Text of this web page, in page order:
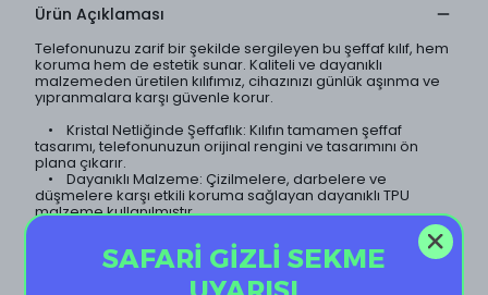
Ürün Açıklaması
Telefonunuzu zarif bir şekilde sergileyen bu şeffaf kılıf, hem
koruma hem de estetik sunar. Kaliteli ve dayanıklı
malzemeden üretilen kılıfımız, cihazınızı günlük aşınma ve
yıpranmalara karşı güvenle korur.
• Kristal Netliğinde Şeffaflık: Kılıfın tamamen şeffaf
tasarımı, telefonunuzun orijinal rengini ve tasarımını ön
plana çıkarır.
• Dayanıklı Malzeme: Çizilmelere, darbelere ve
düşmelere karşı etkili koruma sağlayan dayanıklı TPU
malzeme kullanılmıştır.
koruyan hafif tasarımı sayesinde, kılıf neredeyse
görünmezdir.
• Sararma Yapmaz: Özel kaplama teknolojisi sayesinde
SAFARİ GİZLİ SEKME